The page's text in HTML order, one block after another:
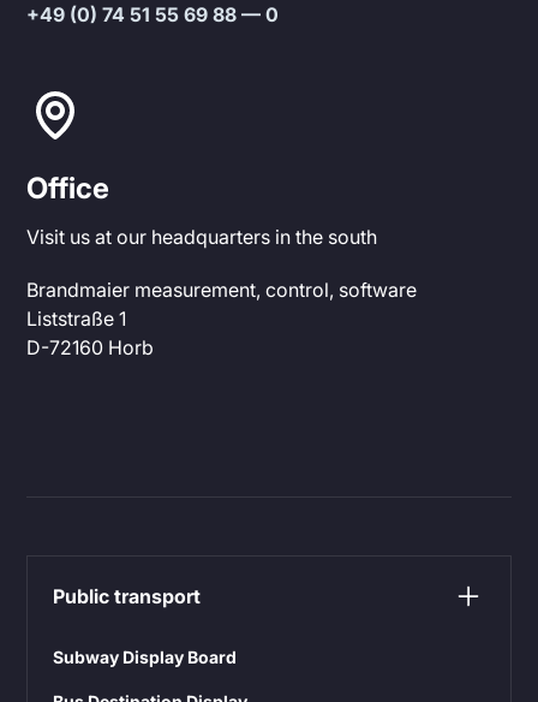
+49 (0) 74 51 55 69 88 — 0
Office
Visit us at our headquarters in the south
Brandmaier measurement, control, software
Liststraße 1
D-72160 Horb
Public transport
Subway Display Board